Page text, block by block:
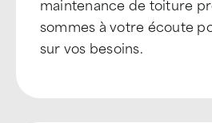
sommes à votre écoute
sur vos besoins.